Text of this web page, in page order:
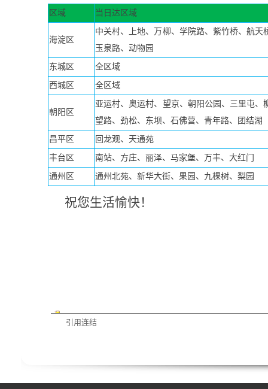
区域 当日达区域
海淀区
中关村、上地、万柳、学院路、紫竹桥、航天
玉泉路、动物园
东城区 全区域
西城区 全区域
朝阳区
亚运村、奥运村、望京、朝阳公园、三里屯、
望路、劲松、东坝、石佛营、青年路、团结湖
昌平区 回龙观、天通苑
丰台区 南站、方庄、丽泽、马家堡、万丰、大红门
通州区 通州北苑、新华大街、果园、九棵树、梨园
祝您生活愉快！
引用连结